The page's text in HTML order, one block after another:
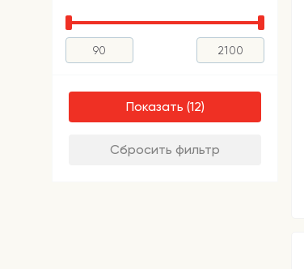
Показать
Сбросить фильтр